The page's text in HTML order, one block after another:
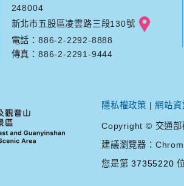
248004
新北市五股區凌雲路三段130號
電話：886-2-2292-8888
傳真：886-2-2291-9444
隱私權政策 |網站資
Copyright © 交通部
建議瀏覽器：
您是第37355220